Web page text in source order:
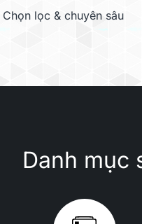
Chọn lọc & chuyên sâu
Danh mục